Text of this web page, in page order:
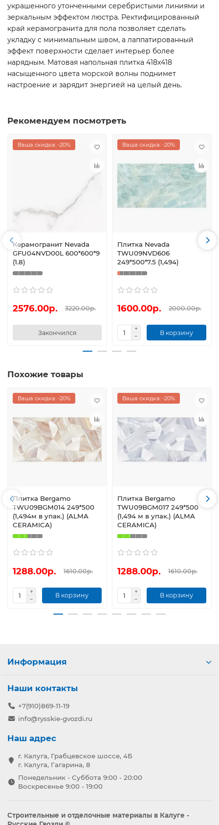
украшенного утонченными серебристыми линиями и
зеркальным эффектом люстра. Ректифицированный
край керамогранита для пола позволяет сделать
укладку с минимальным швом, а лаппатированный
эффект поверхности сделает интерьер более
нарядным. Матовая напольная плитка 418x418
насыщенного цвета морской волны поднимет
настроение и зарядит энергией на целый день.
Рекомендуем посмотреть
Ваша скидка: -20%
Керамогранит Nevada
GFU04NVD00L 600*600*9
(1.8)
2576.00р. 3220.00р.
Закончился
Ваша скидка: -20%
Плитка Nevada
TWU09NVD606
249*500*7.5 (1,494)
1600.00р. 2000.00р.
В корзину
Похожие товары
Ваша скидка: -20%
Плитка Bergamo
TWU09BGM014 249*500
(1,494м в упак.) (ALMA
CERAMICA)
1288.00р. 1610.00р.
В корзину
Ваша скидка: -20%
Плитка Bergamo
TWU09BGM017 249*500
(1,494 м в упак.) (ALMA
CERAMICA)
1288.00р. 1610.00р.
В корзину
Информация
Наши контакты
+7(910)869-11-19
info@rysskie-gvozdi.ru
Наш адрес
г. Калуга, Грабцевское шоссе, 4Б
г. Калуга, Гагарина, 8
Понедельник - Суббота 9:00 - 20:00
Воскресенье 9:00 - 19:00
Строительные и отделочные материалы в Калуге -